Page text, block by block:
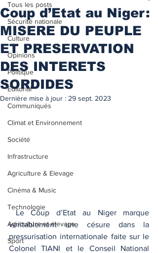
Tous les posts
Sécurité nationale
Culture
Opinions
Politique
Editorial
Communiqués
Climat et Environnement
Société
Infrastructure
Agriculture & Elevage
Cinéma & Music
Technologie
Agriculture et élevage
Sport
Coup d’Etat au Niger:
MISERE DU PEUPLE
ET PRESERVATION
DES INTERETS
SORDIDES
Dernière mise à jour : 29 sept. 2023
Le Coup d’Etat au Niger marque
véritablement une césure dans la
pressurisation internationale faite sur le
Colonel TIANI et le Conseil National